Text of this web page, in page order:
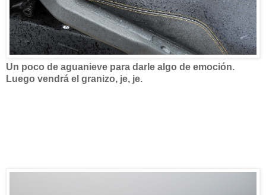
Un poco de aguanieve para darle algo de emoción.
Luego vendrá el granizo, je, je.